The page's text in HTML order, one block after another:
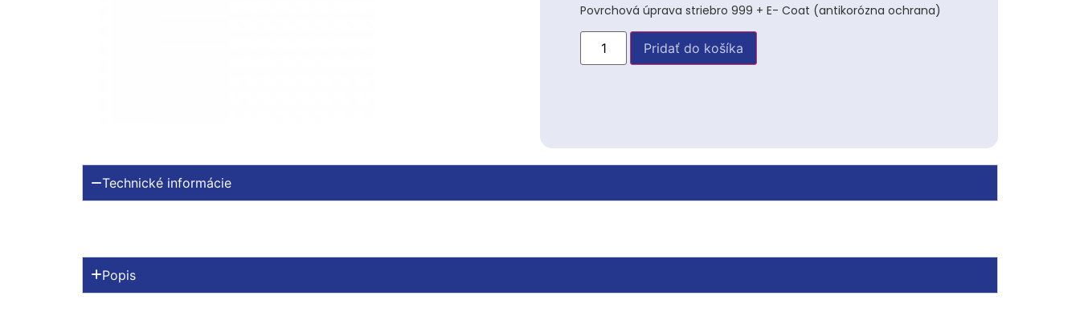
Povrchová úprava striebro 999 + E- Coat (antikorózna ochrana)
Pridať do košíka
Technické informácie
Popis